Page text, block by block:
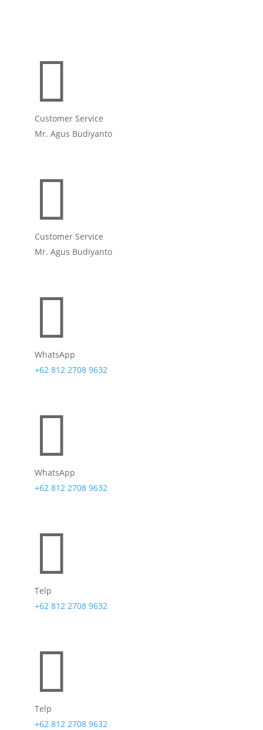

Customer Service
Mr. Agus Budiyanto

Customer Service
Mr. Agus Budiyanto

WhatsApp
+62 812 2708 9632

WhatsApp
+62 812 2708 9632

Telp
+62 812 2708 9632

Telp
+62 812 2708 9632